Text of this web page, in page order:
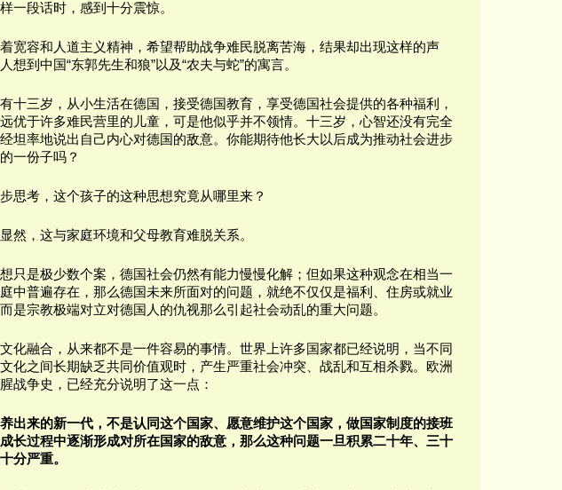
一段话时，感到十分震惊。
宽容和人道主义精神，希望帮助战争难民脱离苦海，结果却出现这样的声
想到中国“东郭先生和狼”以及“农夫与蛇”的寓言。
十三岁，从小生活在德国，接受德国教育，享受德国社会提供的各种福利，
优于许多难民营里的儿童，可是他似乎并不领情。十三岁，心智还没有完全
坦率地说出自己内心对德国的敌意。你能期待他长大以后成为推动社会进步
一份子吗？
思考，这个孩子的这种思想究竟从哪里来？
然，这与家庭环境和父母教育难脱关系。
只是极少数个案，德国社会仍然有能力慢慢化解；但如果这种观念在相当一
中普遍存在，那么德国未来所面对的问题，就绝不仅仅是福利、住房或就业
是宗教极端对立对德国人的仇视那么引起社会动乱的重大问题。
化融合，从来都不是一件容易的事情。世界上许多国家都已经说明，当不同
化之间长期缺乏共同价值观时，产生严重社会冲突、战乱和互相杀戮。欧洲
战争史，已经充分说明了这一点：
出来的新一代，不是认同这个国家、愿意维护这个国家，做国家制度的接班
长过程中逐渐形成对所在国家的敌意，那么这种问题一旦积累二十年、三十
分严重。